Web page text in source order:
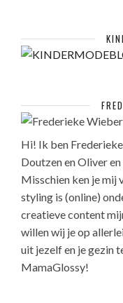
Hi! Ik ben
Doutzen en Oliver
Misschien ken je mij
styling is (online)
creatieve content
willen wij je op
uit jezelf en je gezin
MamaGlossy!